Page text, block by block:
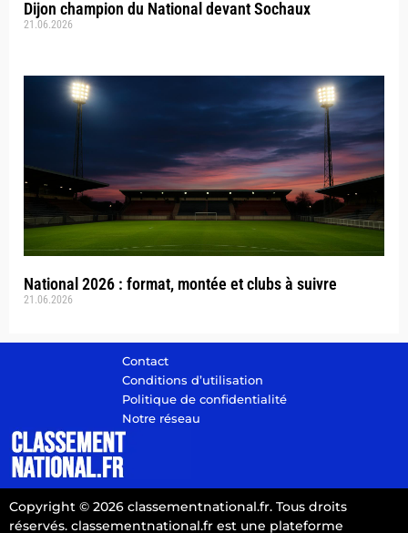
Dijon champion du National devant Sochaux
21.06.2026
National 2026 : format, montée et clubs à suivre
21.06.2026
Contact
Conditions d’utilisation
Politique de confidentialité
Notre réseau
Copyright © 2026 classementnational.fr. Tous droits
réservés. classementnational.fr est une plateforme